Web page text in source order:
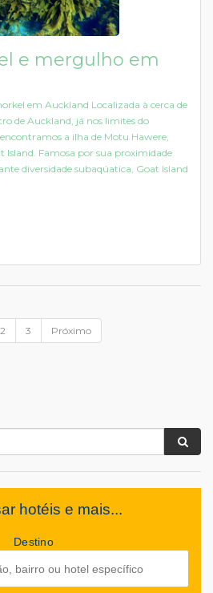
e mergulho em
em Auckland Localizada à cerca de
de Auckland, já nos limites do
a ilha de Motu Hawere,
Island. Famosa por sua proximidade
diversidade subaqúatica, Goat Island
2 3 Próximo
hotéis e mais...
Destino